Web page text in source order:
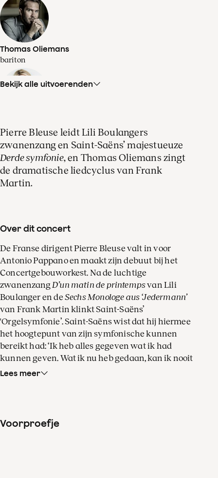
Thomas Oliemans
bariton
orgel
Bekijk alle uitvoerenden
Pierre Bleuse leidt Lili Boulangers
zwanenzang en Saint-Saëns’ majestueuze
Derde symfonie, en Thomas Oliemans zingt
de dramatische liedcyclus van Frank
Martin.
Over dit concert
De Franse dirigent Pierre Bleuse valt in voor
Antonio Pappano en maakt zijn debuut bij het
Concertgebouworkest. Na de luchtige
zwanenzang D’un matin de printempsvan Lili
Boulanger en deSechs Monologe aus ‘Jedermann’
van Frank Martin klinkt Saint-Saëns’
'Orgelsymfonie’. Saint-Saëns wist dat hij hiermee
het hoogtepunt van zijn symfonische kunnen
bereikt had: ‘Ik heb alles gegeven wat ik had
kunnen geven. Wat ik nu heb gedaan, kan ik nooit
meer herhalen.’ Het orgel, vanavond gespeeld
deel en in de finale.
Lees meer
Voorproefje